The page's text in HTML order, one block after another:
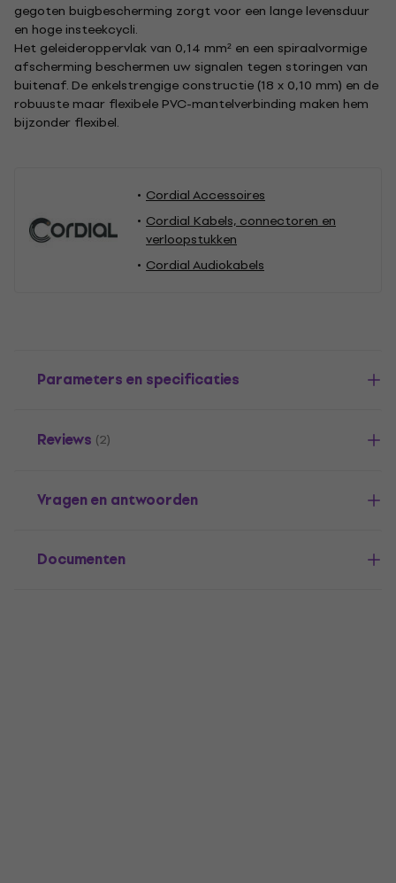
gegoten buigbescherming zorgt voor een lange levensduur
en hoge insteekcycli.
Het geleideroppervlak van 0,14 mm² en een spiraalvormige
afscherming beschermen uw signalen tegen storingen van
buitenaf. De enkelstrengige constructie (18 x 0,10 mm) en de
robuuste maar flexibele PVC-mantelverbinding maken hem
bijzonder flexibel.
Cordial Accessoires
Cordial Kabels, connectoren en
verloopstukken
Cordial Audiokabels
Parameters en specificaties
Reviews (2)
Vragen en antwoorden
Documenten